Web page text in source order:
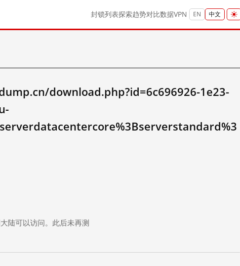
封锁列表探索趋势对比数据VPN EN 中文
download.php?id=6c696926-1e23-
陆可以访问。此后未再测